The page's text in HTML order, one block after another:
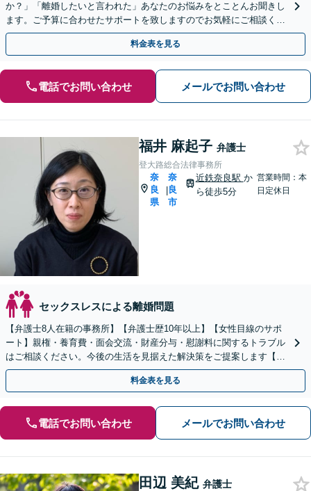
か？」「離婚したいと言われた」あなたのお悩みをとことんお聞きし
ます。ご予算に合わせたサポートを致しますのでお気軽にご相談くだ
さい。【完全個室】【法テラス利用可】【初回面談無料】
料金表を見る
電話でお問い合わせ メールでお問い合わせ
福井 麻起子 弁護士
登大路総合法律事務所
奈
良
県
|
奈
良
市
近鉄奈良駅 か
ら徒歩5分
営業時間：本
日定休日
セックスレスによる離婚問題
【弁護士8人在籍の事務所】【弁護士歴10年以上】【女性目線のサポ
ート】親権・養育費・面会交流・財産分与・慰謝料に関するトラブル
はご相談ください。今後の生活を見据えた解決策をご提案します【近
鉄奈良駅4分】【夜間・休日の相談可能】
料金表を見る
電話でお問い合わせ メールでお問い合わせ
田辺 美紀 弁護士